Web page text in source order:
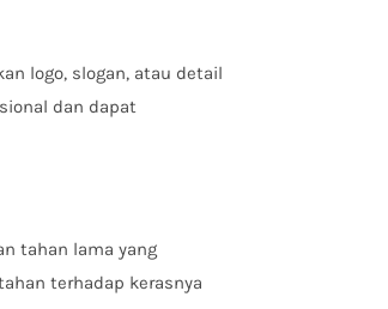
logo, slogan, atau detail
dan dapat
tahan lama yang
terhadap kerasnya